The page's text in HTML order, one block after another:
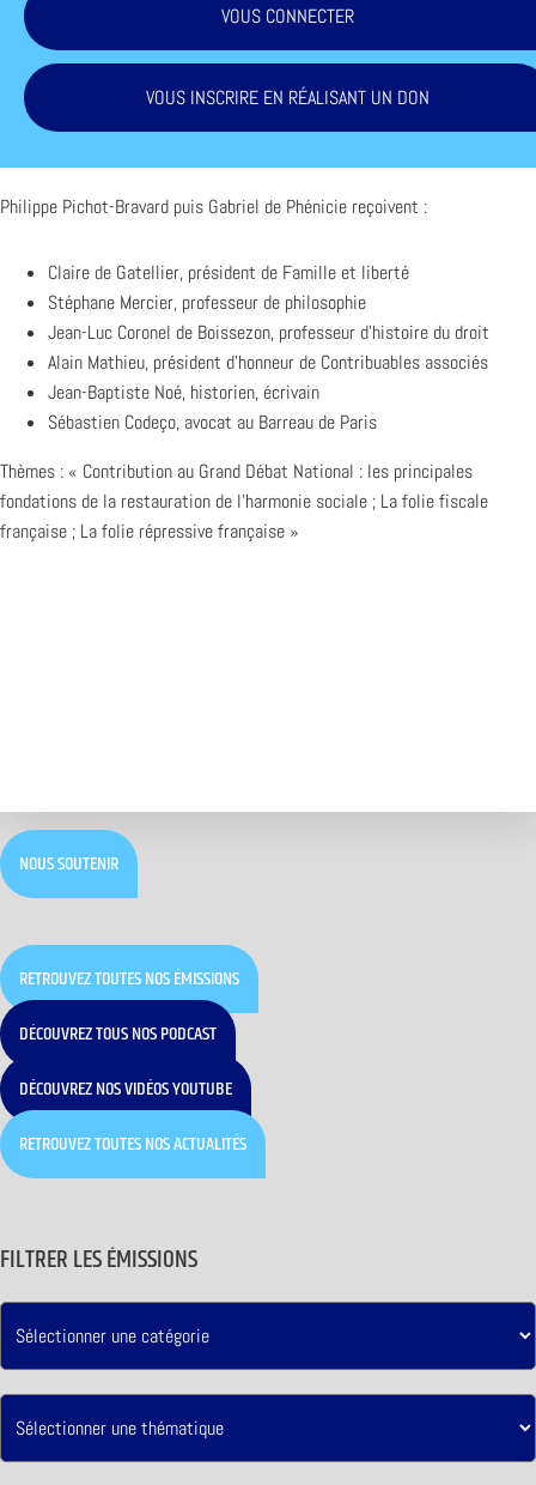
VOUS CONNECTER
VOUS INSCRIRE EN RÉALISANT UN DON
Philippe Pichot-Bravard puis Gabriel de Phénicie reçoivent :
Claire de Gatellier, président de Famille et liberté
Stéphane Mercier, professeur de philosophie
Jean-Luc Coronel de Boissezon, professeur d’histoire du droit
Alain Mathieu, président d’honneur de Contribuables associés
Jean-Baptiste Noé, historien, écrivain
Sébastien Codeço, avocat au Barreau de Paris
Thèmes : « Contribution au Grand Débat National : les principales
fondations de la restauration de l’harmonie sociale ; La folie fiscale
française ; La folie répressive française »
NOUS SOUTENIR
RETROUVEZ TOUTES NOS ÉMISSIONS
DÉCOUVREZ TOUS NOS PODCAST
DÉCOUVREZ NOS VIDÉOS YOUTUBE
RETROUVEZ TOUTES NOS ACTUALITÉS
FILTRER LES ÉMISSIONS